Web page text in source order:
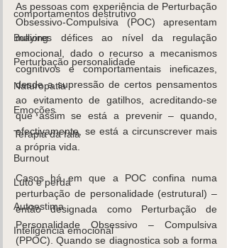
comportamentos destrutivo
Bullying
Perturbação personalidade
Naturopatia
Emoções
Terapia da fala
Burnout
Luto e perda
Autoestima
Inteligência emocional
As pessoas com experiência de Perturbação
Obsessivo-Compulsiva (POC) apresentam
maiores défices ao nível da regulação
emocional, dado o recurso a mecanismos
cognitivos e comportamentais ineficazes,
desde a supressão de certos pensamentos
ao evitamento de gatilhos, acreditando-se
que assim se está a prevenir – quando,
efectivamente, se está a circunscrever mais
a própria vida.
Casos há em que a POC confina numa
perturbação de personalidade (estrutural) –
então designada como Perturbação de
Personalidade Obsessivo – Compulsiva
(PPOC). Quando se diagnostica sob a forma